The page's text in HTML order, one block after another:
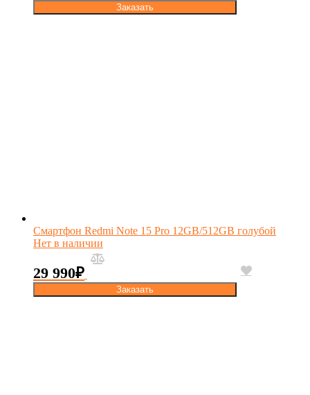
Заказать
Смартфон Redmi Note 15 Pro 12GB/512GB голубой
Нет в наличии
29 990₽
Заказать